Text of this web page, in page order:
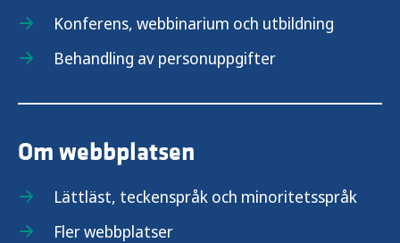
Konferens, webbinarium och utbildning
Behandling av personuppgifter
Om webbplatsen
Lättläst, teckenspråk och minoritetsspråk
Fler webbplatser